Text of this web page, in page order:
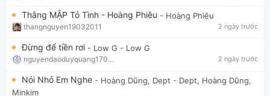
Thằng MẬP Tỏ Tình - Hoàng Phiêu - Hoàng Phiêu
thangnguyen19032011 2 ngày trước
Đừng để tiền rơi - Low G - Low G
nguyendaoduyquang17021 2 ngày trước
Nói Nhỏ Em Nghe - Hoàng Dũng, Dept - Dept, Hoàng Dũng,
Minkim